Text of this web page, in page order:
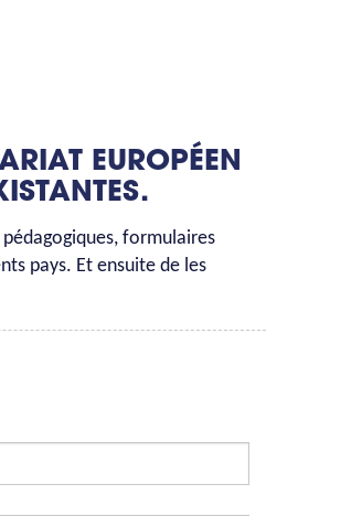
EUROPÉEN
formulaires
pays. Et ensuite de les